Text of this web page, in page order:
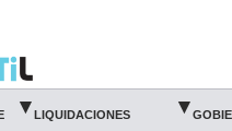
▾ LIQUIDACIONES ▾